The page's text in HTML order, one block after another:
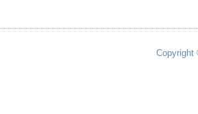
Copyright